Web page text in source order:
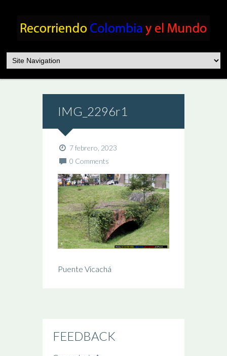
IMG_2296r1
7 febrero, 2023
0 Comments
Puente Vicachá
FEEDBACK